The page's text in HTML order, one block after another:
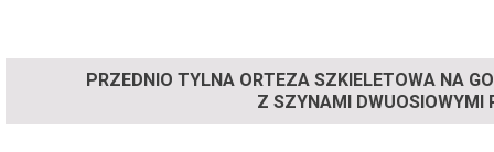
PRZEDNIO TYLNA ORTEZA SZKIELETOWA NA
Z SZYNAMI DWUOSIOWYMI